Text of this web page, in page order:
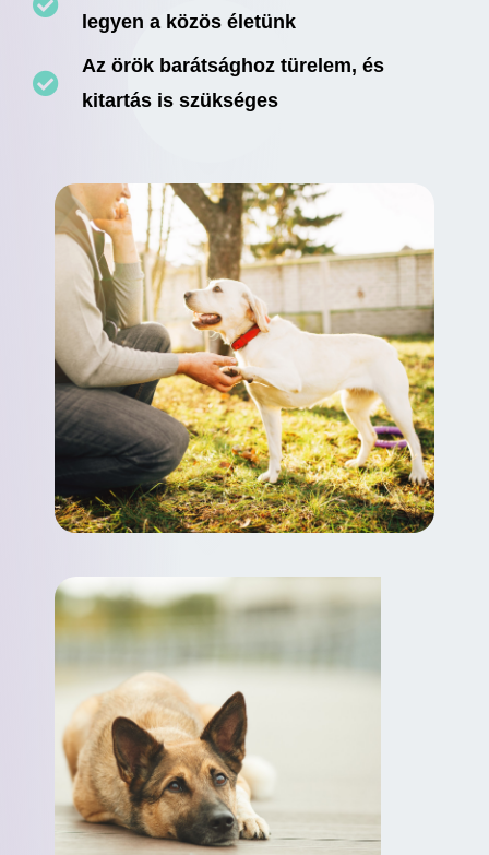
legyen a közös életünk
Az örök barátsághoz türelem, és
kitartás is szükséges